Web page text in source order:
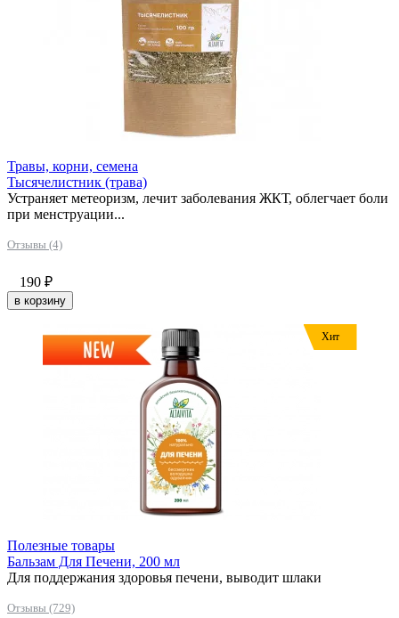
Травы, корни, семена
Тысячелистник (трава)
Устраняет метеоризм, лечит заболевания ЖКТ, облегчает боли
при менструации...
Отзывы (4)
190 ₽
в корзину
Хит
Полезные товары
Бальзам Для Печени, 200 мл
Для поддержания здоровья печени, выводит шлаки
Отзывы (729)